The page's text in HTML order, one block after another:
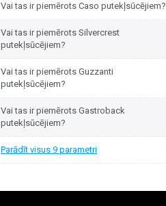
Vai tas ir piemērots Caso putekļsūcējiem?
Vai tas ir piemērots Silvercrest
putekļsūcējiem?
Vai tas ir piemērots Guzzanti
putekļsūcējiem?
Vai tas ir piemērots Gastroback
putekļsūcējiem?
Parādīt visus 9 parametri